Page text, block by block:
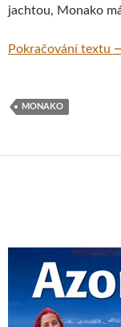
jachtou, Monako
Pokračování textu
MONAKO